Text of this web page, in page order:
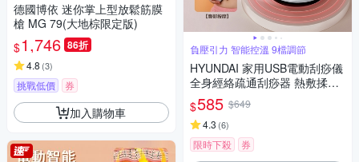
德國博依 迷你掌上型放鬆筋膜
槍 MG 79(大地棕限定版)
$1,746 86折
4.8 (3)
挑戰低價 券
加入購物車
負壓引力 智能控溫 9檔調節
HYUNDAI 家用USB電動刮痧儀
全身經絡疏通刮痧器 熱敷揉腹
儀 頸椎肌肉淋巴排毒按摩放鬆
儀（非醫療器材）
$585 $649
4.3 (6)
限時下殺 券